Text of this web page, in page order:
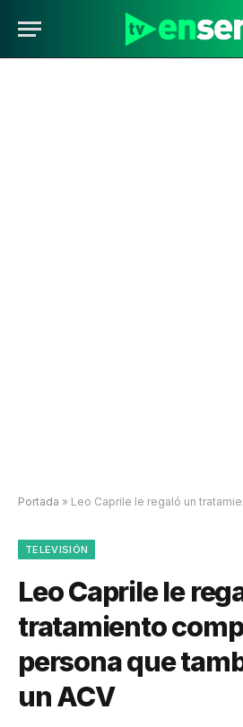
Portada » Leo Caprile le regaló un tratamiento completo
TELEVISIÓN
Leo Caprile le
tratamiento
persona que
un ACV